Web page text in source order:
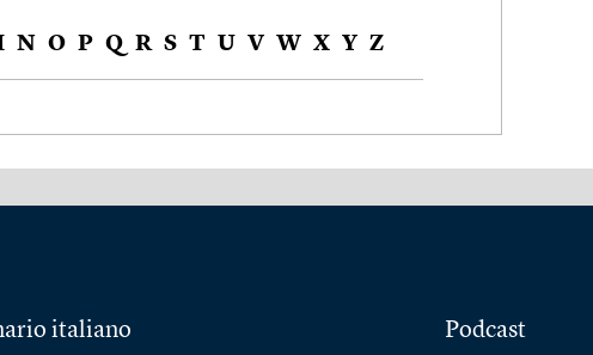
N O P Q R S T U V W X Y Z
italiano Podcast